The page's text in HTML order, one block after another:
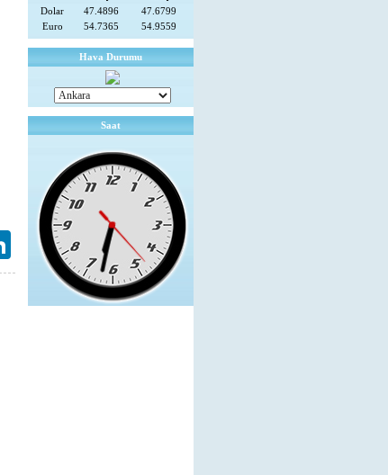
LinkedIn
Dolar
47.4896
47.6799
Euro
54.7365 54.9559
Hava Durumu
Saat